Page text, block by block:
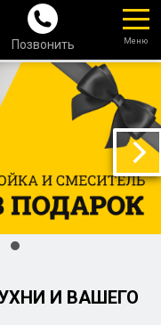
Позвонить Меню
И ВАШЕГО